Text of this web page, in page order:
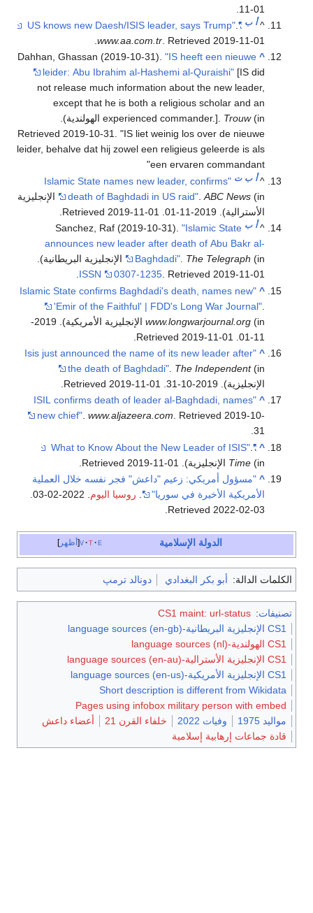
11-01
^أ ب "US knows new Daesh/ISIS leader, says Trump"
.
www.aa.com.tr . Retrieved 2019-11-01
.
^
Dahhan, Ghassan (2019-10-31)."IS heeft een nieuwe
leider: Abu Ibrahim al-Hashemi al-Quraishi" [IS did
not release much information about the new leader,
except that he is both a religious scholar and an
experienced commander.]. Trouw(in الهولندية)
.
Retrieved2019-10-31. IS liet weinig los over de nieuwe
leider, behalve dat hij zowel een religieus geleerde is als
een ervaren commandant
^أ ب ت
"Islamic State names new leader, confirms
death of Baghdadi in US raid" .ABC News
(in الإنجليزية
الأسترالية). 2019-11-01
. Retrieved
2019-11-01
^أ ب Sanchez, Raf (2019-10-31)."Islamic State
announces new leader after death of Abu Bakr al-
Baghdadi". The Telegraph (in الإنجليزية البريطانية).
ISSN
0307-1235. Retrieved2019-11-01
.
^
"Islamic State confirms Baghdadi's death, names new
'Emir of the Faithful' | FDD's Long War Journal"
www.longwarjournal.org
(in الإنجليزية الأمريكية). 2019-
11-01
. Retrieved
2019-11-01
^
"Isis just announced the name of its new leader after
the death of Baghdadi" The Independent(in
الإنجليزية). 2019-10-31
. Retrieved
2019-11-01
^
"ISIL confirms death of leader al-Baghdadi, names
new chief".www.aljazeera.com. Retrieved2019-10-
31
.
^
"What to Know About the New Leader of ISIS"
.
Time (in الإنجليزية) . Retrieved
2019-11-01
^ "مسؤول أمريكي: زعيم "داعش" فجر نفسه خلال العملية
الأمريكية الأخيرة في سوريا"
. روسيا اليوم. 2022-02-03
.
Retrieved2022-02-03
.
أظهر v t e الدولة الإسلامية
الكلمات الدالة: أبو بكر البغدادي دونالد ترمپ
تصنيفات:
CS1 maint: url-status
CS1 الإنجليزية البريطانية-language sources (en-gb)
CS1 الهولندية-language sources (nl)
CS1 الإنجليزية الأسترالية-language sources (en-au)
CS1 الإنجليزية الأمريكية-language sources (en-us)
Short description is different from Wikidata
Pages using infobox military person with embed
مواليد 1975
وفيات 2022 خلفاء القرن 21
أعضاء داعش
قادة جماعات إرهابية إسلامية